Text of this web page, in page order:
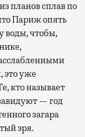
планов сплав по
Париж опять
воды, чтобы,
это уже
кто называет
— год
загара
зря.